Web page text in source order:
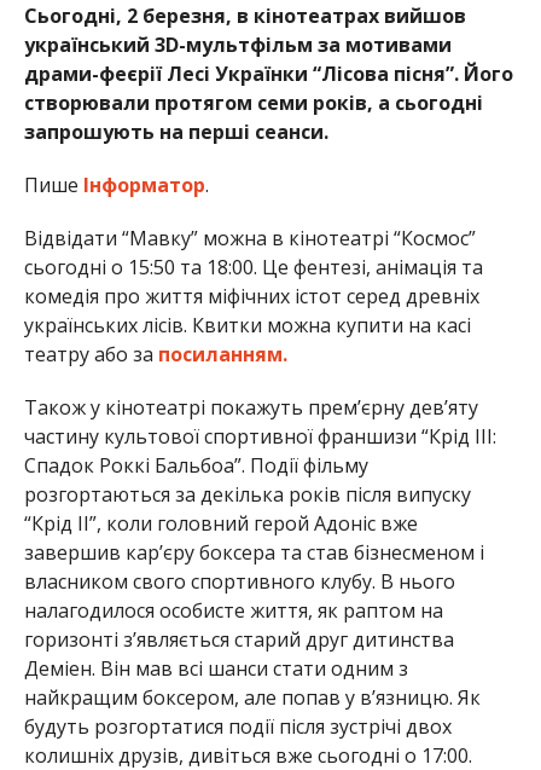
Сьогодні, 2 березня, в кінотеатрах вийшов
український 3D-мультфільм за мотивами
драми-феєрії Лесі Українки “Лісова пісня”. Його
створювали протягом семи років, а сьогодні
запрошують на перші сеанси.
Пише Інформатор.
Відвідати “Мавку” можна в кінотеатрі “Космос”
сьогодні о 15:50 та 18:00. Це фентезі, анімація та
комедія про життя міфічних істот серед древніх
українських лісів. Квитки можна купити на касі
театру або за посиланням.
Також у кінотеатрі покажуть прем’єрну дев’яту
частину культової спортивної франшизи “Крід III:
Спадок Роккі Бальбоа”. Події фільму
розгортаються за декілька років після випуску
“Крід ІІ”, коли головний герой Адоніс вже
завершив кар’єру боксера та став бізнесменом і
власником свого спортивного клубу. В нього
налагодилося особисте життя, як раптом на
горизонті з’являється старий друг дитинства
Деміен. Він мав всі шанси стати одним з
найкращим боксером, але попав у в’язницю. Як
будуть розгортатися події після зустрічі двох
колишніх друзів, дивіться вже сьогодні о 17:00.